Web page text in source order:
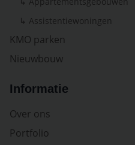
↳ Assistentiewoningen
KMO parken
Nieuwbouw
Informatie
Over ons
Portfolio